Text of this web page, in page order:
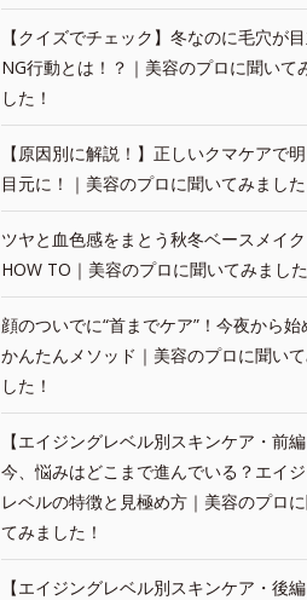
【クイズでチェック】冬なのに毛穴が
NG行動とは！？｜美容のプロに聞いて
した！
【原因別に解説！】正しいクマケアで
目元に！｜美容のプロに聞いてみました
ツヤと血色感をまとう秋冬ベースメイク
HOW TO｜美容のプロに聞いてみました
顔のついでに“首までケア”！今夜から始
かんたんメソッド｜美容のプロに聞いて
した！
【エイジングレベル別スキンケア・前編
今、悩みはどこまで進んでいる？エイ
レベルの特徴と見極め方｜美容のプロ
てみました！
【エイジングレベル別スキンケア・後